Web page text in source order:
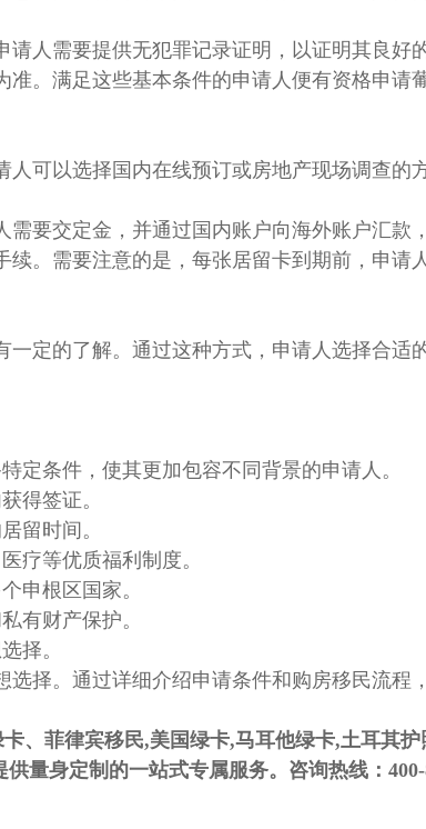
人需要提供无犯罪记录证明，以证明其良好
。满足这些基本条件的申请人便有资格申请
以选择国内在线预订或房地产现场调查的方
要交定金，并通过国内账户向海外账户汇款
。需要注意的是，每张居留卡到期前，申请
定的了解。通过这种方式，申请人选择合适
条件，使其更加包容不同背景的申请人。
得签证。
留时间。
等优质福利制度。
申根区国家。
有财产保护。
择。
择。通过详细介绍申请条件和购房移民流程
卡、菲律宾移民,美国绿卡,马耳他绿卡,土耳其
量身定制的一站式专属服务。咨询热线：400-